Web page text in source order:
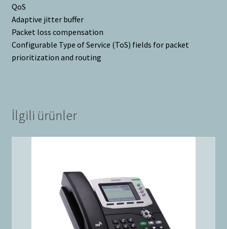
QoS
Adaptive jitter buffer
Packet loss compensation
Configurable Type of Service (ToS) fields for packet
prioritization and routing
İlgili ürünler